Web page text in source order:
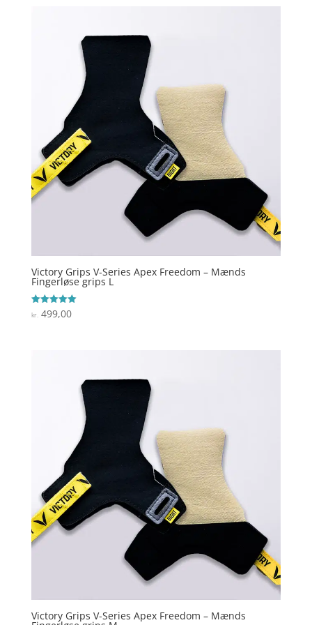
Victory Grips V-Series Apex Freedom – Mænds
Fingerløse grips L
Vurderet
5
kr. 499,00
Victory Grips V-Series Apex Freedom – Mænds